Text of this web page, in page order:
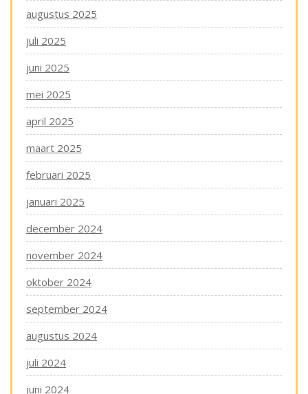
augustus 2025
juli 2025
juni 2025
mei 2025
april 2025
maart 2025
februari 2025
januari 2025
december 2024
november 2024
oktober 2024
september 2024
augustus 2024
juli 2024
juni 2024